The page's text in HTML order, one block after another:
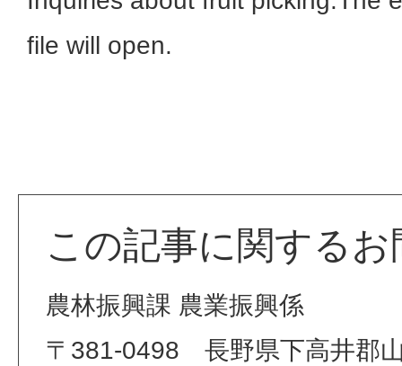
file will open.
この記事に関する
農林振興課 農業振興係
〒381-0498 長野県下高井郡